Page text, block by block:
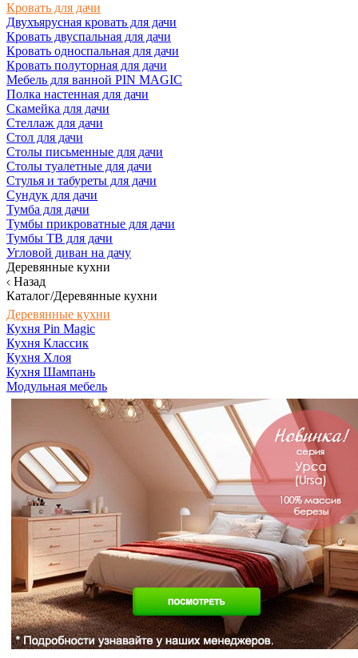
Кровать для дачи
Двухъярусная кровать для дачи
Кровать двуспальная для дачи
Кровать односпальная для дачи
Кровать полуторная для дачи
Мебель для ванной PIN MAGIC
Полка настенная для дачи
Скамейка для дачи
Стеллаж для дачи
Стол для дачи
Столы письменные для дачи
Столы туалетные для дачи
Стулья и табуреты для дачи
Сундук для дачи
Тумба для дачи
Тумбы прикроватные для дачи
Тумбы ТВ для дачи
Угловой диван на дачу
Деревянные кухни
Назад
Каталог/Деревянные кухни
Деревянные кухни
Кухня Pin Magic
Кухня Классик
Кухня Хлоя
Кухня Шампань
Модульная мебель